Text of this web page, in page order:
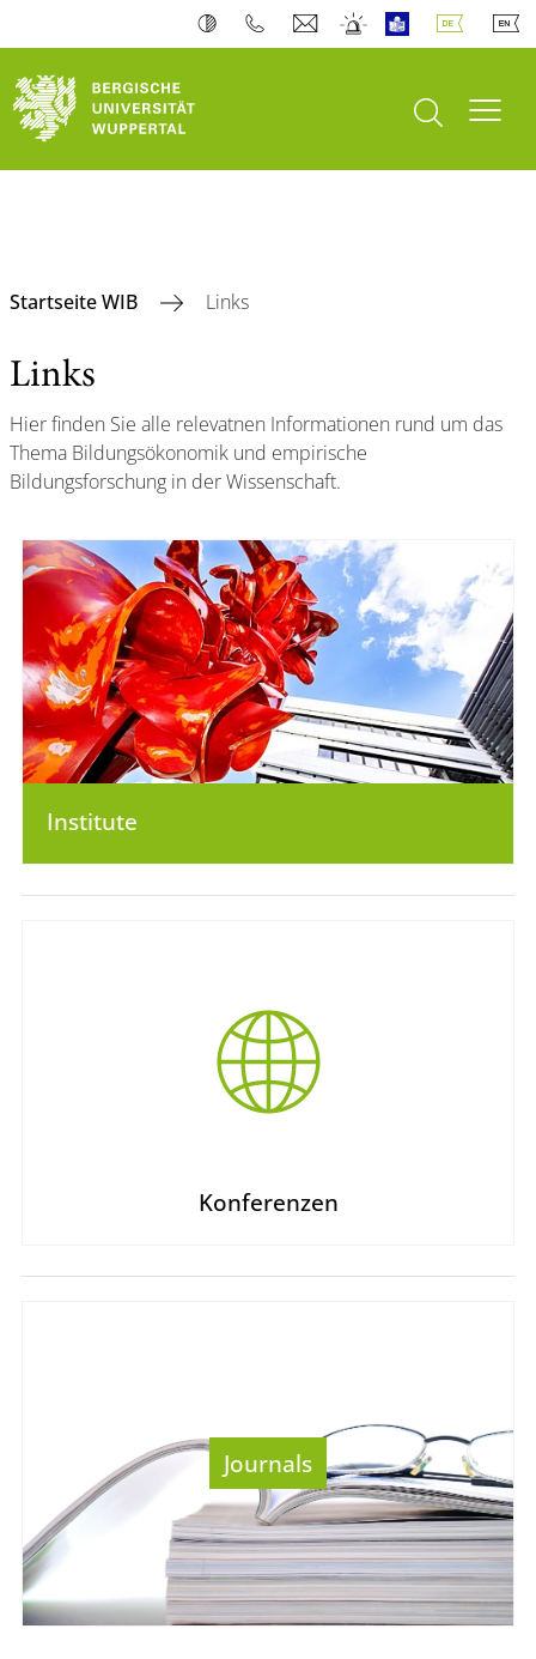
Suche öffnen
Startseite WIB Links
Links
Hier finden Sie alle relevatnen Informationen rund um das
Thema Bildungsökonomik und empirische
Bildungsforschung in der Wissenschaft.
Institute
Konferenzen
Journals